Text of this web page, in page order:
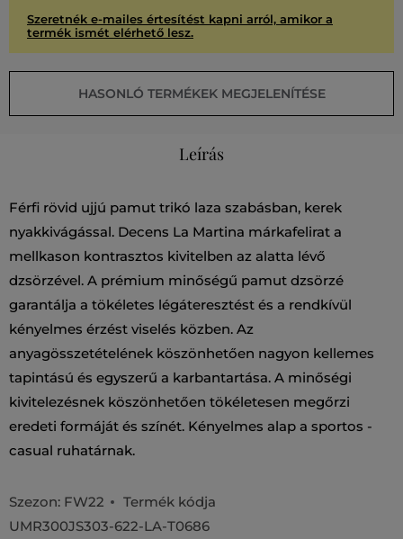
Szeretnék e-mailes értesítést kapni arról, amikor a
termék ismét elérhető lesz.
HASONLÓ TERMÉKEK MEGJELENÍTÉSE
Leírás
Férfi rövid ujjú pamut trikó laza szabásban, kerek
nyakkivágással. Decens La Martina márkafelirat a
mellkason kontrasztos kivitelben az alatta lévő
dzsörzével. A prémium minőségű pamut dzsörzé
garantálja a tökéletes légáteresztést és a rendkívül
kényelmes érzést viselés közben. Az
anyagösszetételének köszönhetően nagyon kellemes
tapintású és egyszerű a karbantartása. A minőségi
kivitelezésnek köszönhetően tökéletesen megőrzi
eredeti formáját és színét. Kényelmes alap a sportos -
casual ruhatárnak.
Szezon: FW22
Termék kódja
UMR300JS303-622-LA-T0686